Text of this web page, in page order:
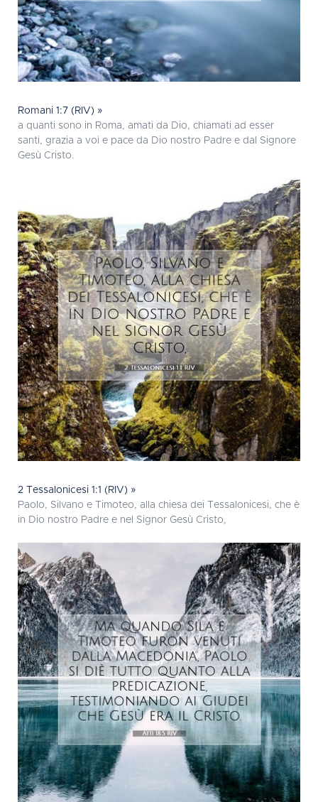
Romani 1:7 (RIV) »
a quanti sono in Roma, amati da Dio, chiamati ad esser
santi, grazia a voi e pace da Dio nostro Padre e dal Signore
Gesù Cristo.
2 Tessalonicesi 1:1 (RIV) »
Paolo, Silvano e Timoteo, alla chiesa dei Tessalonicesi, che è
in Dio nostro Padre e nel Signor Gesù Cristo,